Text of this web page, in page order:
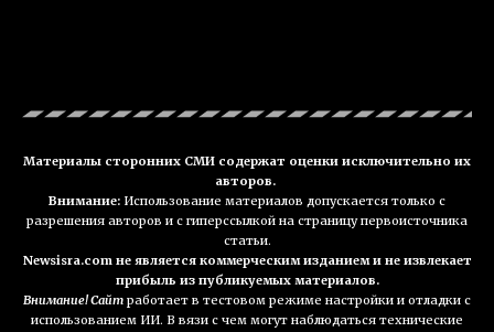
Материалы сторонних СМИ содержат оценки исключительно их
авторов.
Внимание: Использование материалов допускается только с
разрешения авторов и с гиперссылкой на страницу первоисточника
статьи.
Newsisra.com не является коммерческим изданием и не извлекает
прибыль из публикуемых материалов.
Внимание! Сайт работает в тестовом режиме настройки и отладки с
использованием ИИ. В вязи с чем могут наблюдаться технические